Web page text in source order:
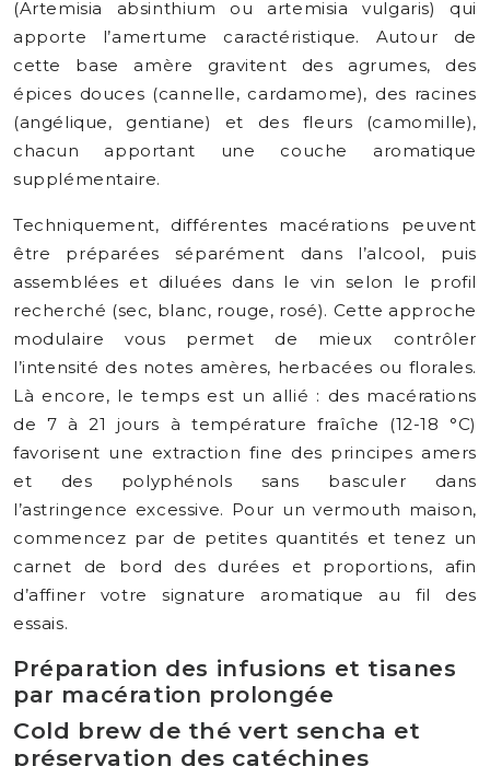
(Artemisia absinthium ou artemisia vulgaris) qui
apporte l’amertume caractéristique. Autour de
cette base amère gravitent des agrumes, des
épices douces (cannelle, cardamome), des racines
(angélique, gentiane) et des fleurs (camomille),
chacun apportant une couche aromatique
supplémentaire.
Techniquement, différentes macérations peuvent
être préparées séparément dans l’alcool, puis
assemblées et diluées dans le vin selon le profil
recherché (sec, blanc, rouge, rosé). Cette approche
modulaire vous permet de mieux contrôler
l’intensité des notes amères, herbacées ou florales.
Là encore, le temps est un allié : des macérations
de 7 à 21 jours à température fraîche (12-18 °C)
favorisent une extraction fine des principes amers
et des polyphénols sans basculer dans
l’astringence excessive. Pour un vermouth maison,
commencez par de petites quantités et tenez un
carnet de bord des durées et proportions, afin
d’affiner votre signature aromatique au fil des
essais.
Préparation des infusions et tisanes
par macération prolongée
Cold brew de thé vert sencha et
préservation des catéchines